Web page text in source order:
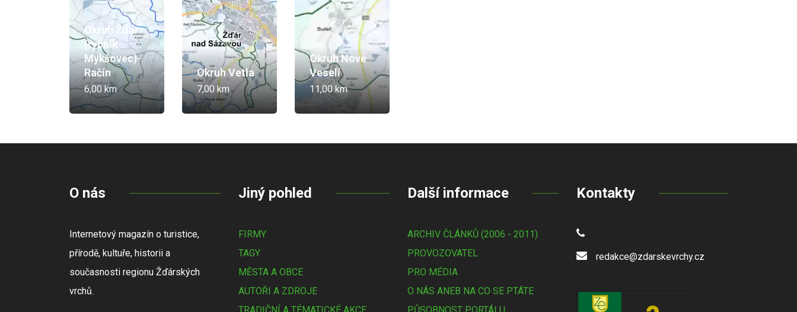
Okruh Žďár
(rybník
Mykšovec)-
Račín
6,00 km
Okruh Vetla
7,00 km
Okruh Nové
Veselí
11,00 km
O nás
Internetový magazín o turistice,
přírodě, kultuře, historii a
současnosti regionu Žďárských
vrchů.
Jiný pohled
FIRMY
TAGY
MĚSTA A OBCE
AUTOŘI A ZDROJE
Další informace
ARCHIV ČLÁNKŮ (2006 - 2011)
PROVOZOVATEL
PRO MÉDIA
O NÁS ANEB NA CO SE PTÁTE
Kontakty
redakce@zdarskevrchy.cz